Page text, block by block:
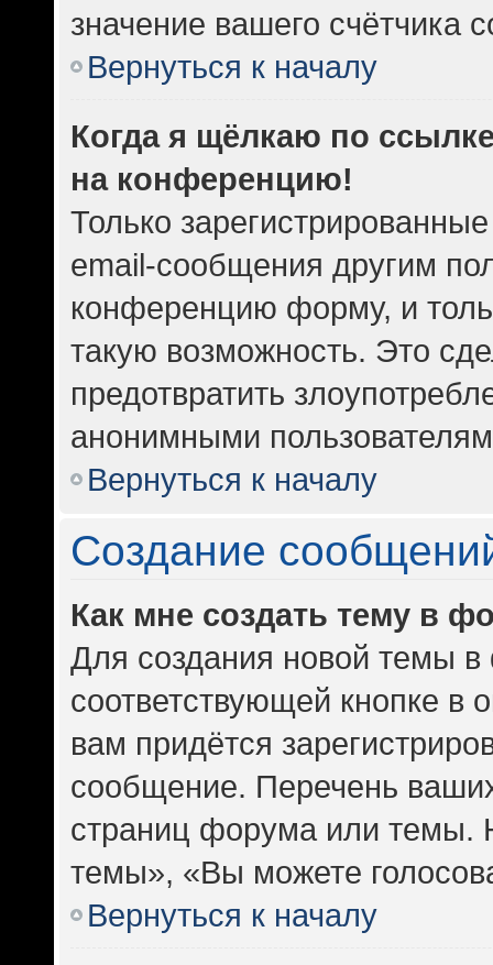
значение вашего счётчика
Вернуться к началу
Когда я щёлкаю по
на конференцию!
Только
email-сообщения другим
конференцию форму, и
такую возможность. Это
предотвратить
анонимными
Вернуться к началу
Создание
Как мне создать тему в
Для создания новой темы
соответствующей кнопке
вам придётся
сообщение. Перечень
страниц форума или темы.
темы», «Вы можете
Вернуться к началу